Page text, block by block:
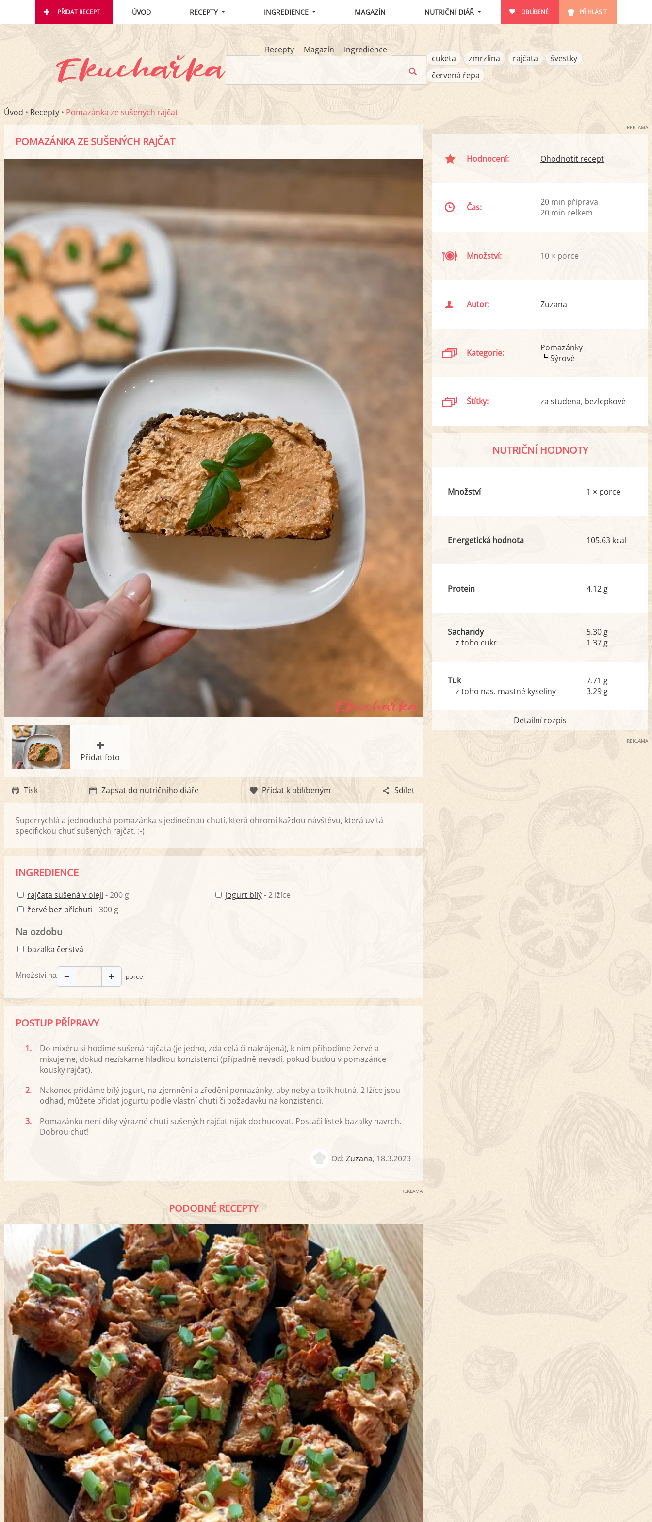
PŘIDAT RECEPT ÚVOD RECEPTY INGREDIENCE MAGAZÍN NUTRIČNÍ DIÁŘ OBLÍBENÉ PŘIHLÁSIT
Recepty Magazín
Ingredience
cuketa
zmrzlina rajčata
švestky
červená řepa
Úvod • Recepty • Pomazánka ze sušených rajčat
POMAZÁNKA ZE SUŠENÝCH RAJČAT
Přidat foto
Tisk Zapsat do nutričního diáře Přidat k oblíbeným Sdílet
Superrychlá a jednoduchá pomazánka s jedinečnou chutí, která ohromí každou návštěvu, která uvítá
specifickou chuť sušených rajčat. :-)
INGREDIENCE
rajčata sušená v oleji - 200 g
žervé bez příchuti - 300 g
jogurt bílý- 2 lžíce
Na ozdobu
bazalka čerstvá
Množství na − + porce
POSTUP PŘÍPRAVY
1.
Do mixéru si hodíme sušená rajčata (je jedno, zda celá či nakrájená), k nim přihodíme žervé a
mixujeme, dokud nezískáme hladkou konzistenci (případně nevadí, pokud budou v pomazánce
kousky rajčat).
2.
Nakonec přidáme bílý jogurt, na zjemnění a zředění pomazánky, aby nebyla tolik hutná. 2 lžíce jsou
odhad, můžete přidat jogurtu podle vlastní chuti či požadavku na konzistenci.
3.
Pomazánku není díky výrazné chuti sušených rajčat nijak dochucovat. Postačí lístek bazalky navrch.
Dobrou chuť!
Od:Zuzana, 18.3.2023
REKLAMA
PODOBNÉ RECEPTY
REKLAMA
Hodnocení: Ohodnotit recept
Čas:
20 min příprava
20 min celkem
Množství: 10 × porce
Autor: Zuzana
Kategorie:
Pomazánky
Sýrové
Štítky: za studena bezlepkové
NUTRIČNÍ HODNOTY
Množství 1 × porce
Energetická hodnota 105.63 kcal
Protein 4.12 g
Sacharidy
z toho cukr
5.30 g
1.37 g
Tuk
z toho nas. mastné kyseliny
7.71 g
3.29 g
Detailní rozpis
REKLAMA